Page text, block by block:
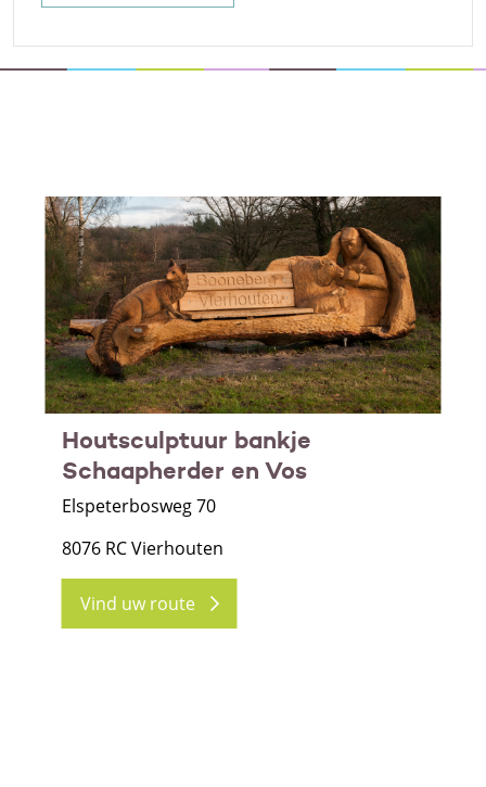
Houtsculptuur bankje
Schaapherder en Vos
Elspeterbosweg 70
8076 RC Vierhouten
Vind uw route